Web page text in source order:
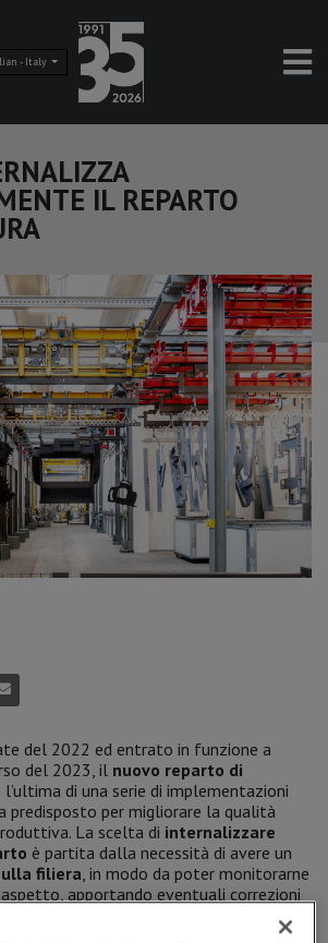
- Italy
IL REPARTO
del 2022 ed entrato in funzione a
del 2023, il nuovo reparto di
di una serie di implementazioni
predisposto per migliorare la qualità
La scelta di internalizzare
è partita dalla necessità di avere un
filiera , in modo da poter monitorarne
apportando eventuali correzioni